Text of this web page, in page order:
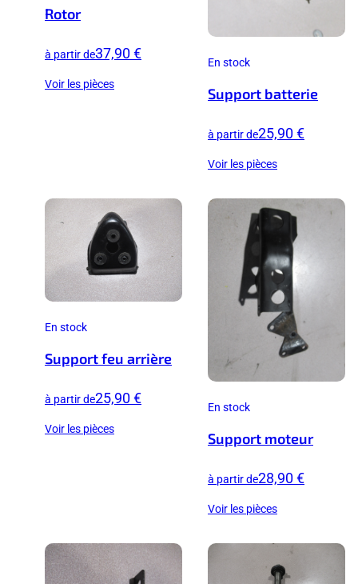
Rotor
à partir de37,90 €
Voir les pièces
En stock
Support batterie
à partir de25,90 €
Voir les pièces
En stock
Support feu arrière
à partir de25,90 €
Voir les pièces
En stock
Support moteur
à partir de28,90 €
Voir les pièces